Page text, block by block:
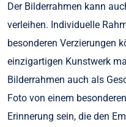
Der Bilderrahmen kann
verleihen. Individuelle
besonderen Verzierungen
einzigartigen Kunstwerk
Bilderrahmen auch als
Foto von einem
Erinnerung sein, die den